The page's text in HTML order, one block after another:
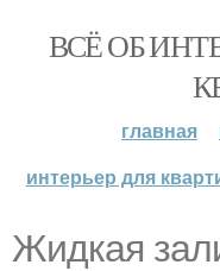
ВСЁ ОБ
главная
интерьер для
Жидкая